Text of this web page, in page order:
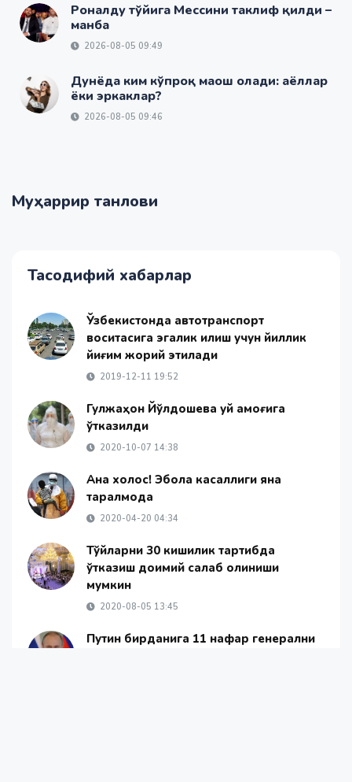
Роналду тўйига Мессини таклиф қилди –
манба
2026-08-05 09:49
Дунёда ким кўпроқ маош олади: аёллар
ёки эркаклар?
2026-08-05 09:46
Муҳаррир танлови
Тасодифий хабарлар
Ўзбекистонда автотранспорт
воситасига эгалик қилиш учун йиллик
йиғим жорий этилади
2019-12-11 19:52
Гулжаҳон Йўлдошева уй қамоғига
ўтказилди
2020-10-07 14:38
Ана холос! Эбола касаллиги яна
тарқалмоқда
2020-04-20 04:34
Тўйларни 30 кишилик тартибда
ўтказиш доимий сақлаб қолиниши
мумкин
2020-08-05 13:45
Путин бирданига 11 нафар генерални